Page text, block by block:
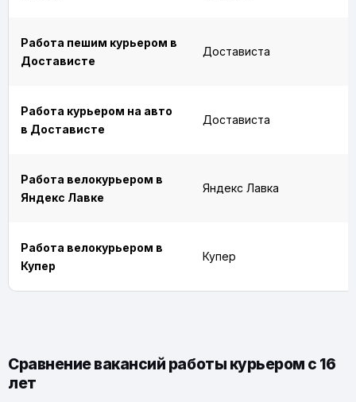
Работа пешим курьером в
Достависте
Достависта
Работа курьером на авто
в Достависте
Достависта
Работа велокурьером в
Яндекс Лавке
Яндекс Лавка
Работа велокурьером в
Купер
Купер
Сравнение вакансий работы курьером с 16
лет